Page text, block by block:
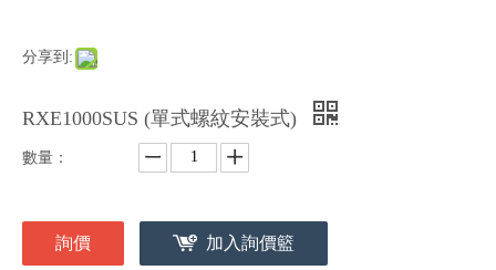
分享到:
RXE1000SUS (單式螺紋安裝式)
數量：
詢價 加入詢價籃